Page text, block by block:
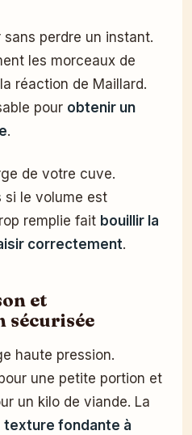
perdre un instant.
les morceaux de
réaction de Maillard.
pour obtenir un
.
de votre cuve.
si le volume est
remplie fait bouillir la
correctement.
et
sécurisée
haute pression.
une petite portion et
un kilo de viande. La
texture fondante à